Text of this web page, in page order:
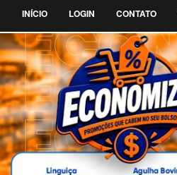
INÍCIO LOGIN CONTATO